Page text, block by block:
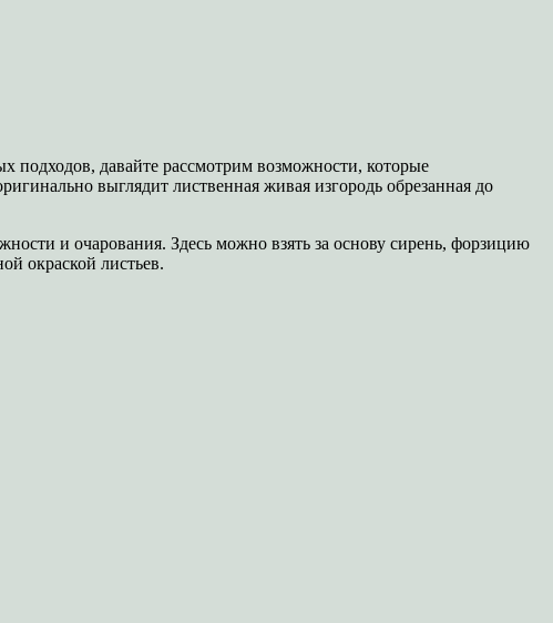
давайте рассмотрим возможности, которые
выглядит лиственная живая изгородь обрезанная до
и очарования. Здесь можно взять за основу сирень, форзицию
окраской листьев.